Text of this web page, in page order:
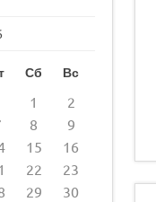
Сб Вс
1
2
8
9
15
16
22
23
29
30